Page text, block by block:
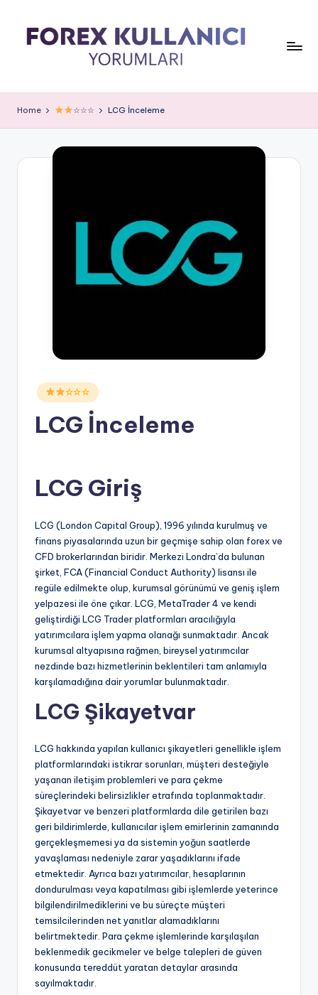
Home ☆☆☆ LCG İnceleme
Posted
in
☆☆☆
LCG İnceleme
LCG Giriş
LCG (London Capital Group), 1996 yılında kurulmuş ve
finans piyasalarında uzun bir geçmişe sahip olan forex ve
CFD brokerlarından biridir. Merkezi Londra’da bulunan
şirket, FCA (Financial Conduct Authority) lisansı ile
regüle edilmekte olup, kurumsal görünümü ve geniş işlem
yelpazesi ile öne çıkar. LCG, MetaTrader 4 ve kendi
geliştirdiği LCG Trader platformları aracılığıyla
yatırımcılara işlem yapma olanağı sunmaktadır. Ancak
kurumsal altyapısına rağmen, bireysel yatırımcılar
nezdinde bazı hizmetlerinin beklentileri tam anlamıyla
karşılamadığına dair yorumlar bulunmaktadır.
LCG Şikayetvar
LCG hakkında yapılan kullanıcı şikayetleri genellikle işlem
platformlarındaki istikrar sorunları, müşteri desteğiyle
yaşanan iletişim problemleri ve para çekme
süreçlerindeki belirsizlikler etrafında toplanmaktadır.
Şikayetvar ve benzeri platformlarda dile getirilen bazı
geri bildirimlerde, kullanıcılar işlem emirlerinin zamanında
gerçekleşmemesi ya da sistemin yoğun saatlerde
yavaşlaması nedeniyle zarar yaşadıklarını ifade
etmektedir. Ayrıca bazı yatırımcılar, hesaplarının
dondurulması veya kapatılması gibi işlemlerde yeterince
bilgilendirilmediklerini ve bu süreçte müşteri
temsilcilerinden net yanıtlar alamadıklarını
belirtmektedir. Para çekme işlemlerinde karşılaşılan
beklenmedik gecikmeler ve belge talepleri de güven
konusunda tereddüt yaratan detaylar arasında
sayılmaktadır.